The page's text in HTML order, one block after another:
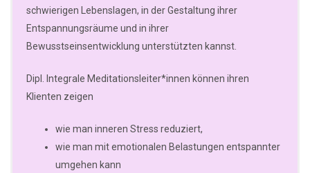
schwierigen Lebenslagen, in der Gestaltung ihrer
Entspannungsräume und in ihrer
Bewusstseinsentwicklung unterstützten kannst.
Dipl. Integrale Meditationsleiter*innen können ihren
Klienten zeigen
wie man inneren Stress reduziert,
wie man mit emotionalen Belastungen entspannter
umgehen kann